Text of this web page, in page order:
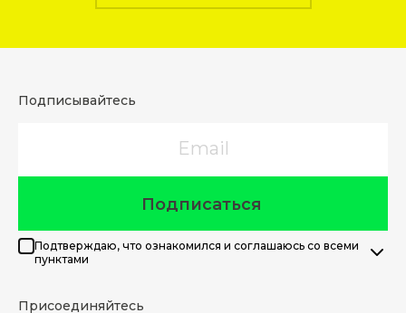
Подписывайтесь
Подписаться
Подтверждаю, что ознакомился и соглашаюсь со всеми
пунктами
Присоединяйтесь